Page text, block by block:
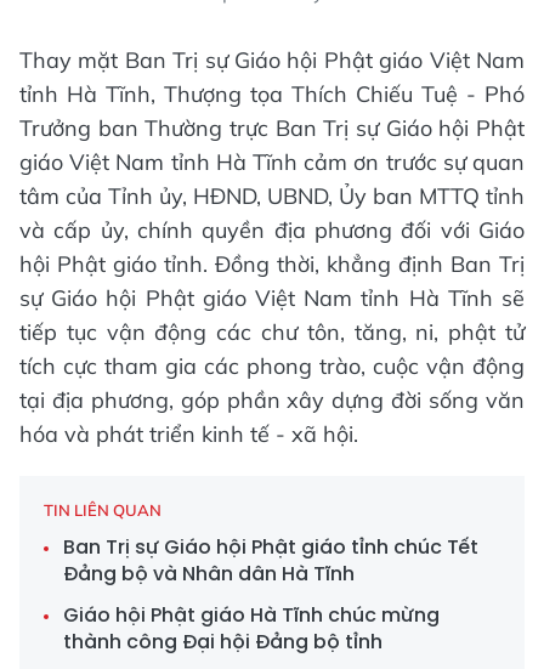
Thay mặt Ban Trị sự Giáo hội Phật giáo Việt Nam
tỉnh Hà Tĩnh, Thượng tọa Thích Chiếu Tuệ - Phó
Trưởng ban Thường trực Ban Trị sự Giáo hội Phật
giáo Việt Nam tỉnh Hà Tĩnh cảm ơn trước sự quan
tâm của Tỉnh ủy, HĐND, UBND, Ủy ban MTTQ tỉnh
và cấp ủy, chính quyền địa phương đối với Giáo
hội Phật giáo tỉnh. Đồng thời, khẳng định Ban Trị
sự Giáo hội Phật giáo Việt Nam tỉnh Hà Tĩnh sẽ
tiếp tục vận động các chư tôn, tăng, ni, phật tử
tích cực tham gia các phong trào, cuộc vận động
tại địa phương, góp phần xây dựng đời sống văn
hóa và phát triển kinh tế - xã hội.
TIN LIÊN QUAN
Ban Trị sự Giáo hội Phật giáo tỉnh chúc Tết
Đảng bộ và Nhân dân Hà Tĩnh
Giáo hội Phật giáo Hà Tĩnh chúc mừng
thành công Đại hội Đảng bộ tỉnh